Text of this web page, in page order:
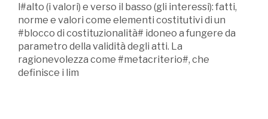
l#alto (i valori) e verso il basso (gli interessi): fatti,
norme e valori come elementi costitutivi di un
#blocco di costituzionalità# idoneo a fungere da
parametro della validità degli atti. La
ragionevolezza come #metacriterio#, che
definisce i lim